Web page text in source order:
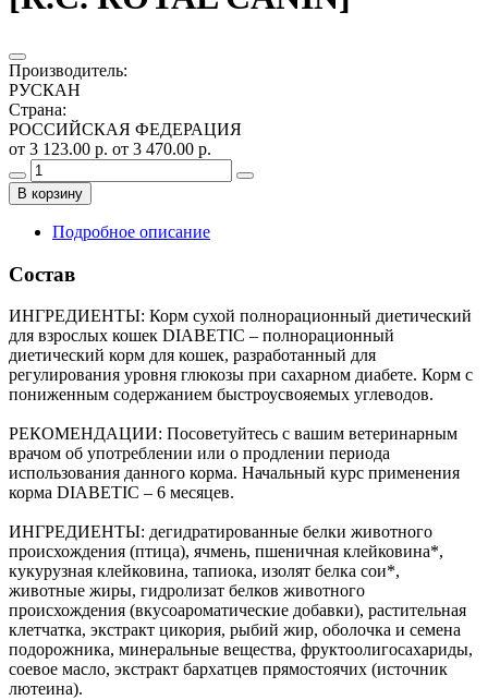
Производитель:
РУСКАН
Страна:
РОССИЙСКАЯ ФЕДЕРАЦИЯ
от 3 123.00 р. от 3 470.00 р.
В корзину
Подробное описание
Состав
ИНГРЕДИЕНТЫ: Корм сухой полнорационный диетический
для взрослых кошек DIABETIC – полнорационный
диетический корм для кошек, разработанный для
регулирования уровня глюкозы при сахарном диабете. Корм с
пониженным содержанием быстроусвояемых углеводов.
РЕКОМЕНДАЦИИ: Посоветуйтесь с вашим ветеринарным
врачом об употреблении или о продлении периода
использования данного корма. Начальный курс применения
корма DIABETIC – 6 месяцев.
ИНГРЕДИЕНТЫ: дегидратированные белки животного
происхождения (птица), ячмень, пшеничная клейковина*,
кукурузная клейковина, тапиока, изолят белка сои*,
животные жиры, гидролизат белков животного
происхождения (вкусоароматические добавки), растительная
клетчатка, экстракт цикория, рыбий жир, оболочка и семена
подорожника, минеральные вещества, фруктоолигосахариды,
соевое масло, экстракт бархатцев прямостоячих (источник
лютеина).